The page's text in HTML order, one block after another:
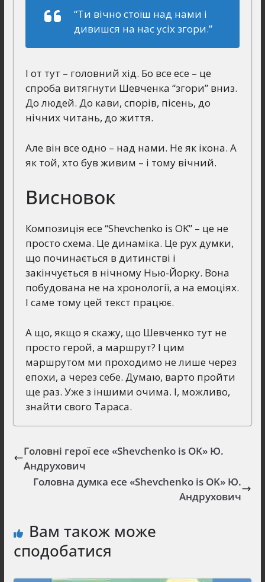
“Ти вічно стоїш над нами і
дивишся на нас усіх згори.”
І от тут – головний хід. Бо все есе – це
спроба витягнути Шевченка “згори” вниз.
До людей. До кави, спорів, пісень, до
нічних читань, до життя.
Але він все одно – над нами. Не як ікона. А
як той, хто був живим – і тому вічний.
Висновок
Композиція есе “Shevchenko is OK” – це не
просто схема. Це динаміка. Це рух думки,
що починається в дитинстві і
закінчується в нічному Нью-Йорку. Вона
побудована не на хронології, а на емоціях.
І саме тому цей текст працює.
А що, якщо я скажу, що Шевченко тут не
просто герой, а маршрут? І цим
маршрутом ми проходимо не лише через
епохи, а через себе. Думаю, варто пройти
ще раз. Уже з іншими очима. І, можливо,
знайти свого Тараса.
Головні герої есе «Shevchenko is OK» Ю.
Андрухович
Головна думка есе «Shevchenko is OK» Ю.
Андрухович
Вам також може
сподобатися